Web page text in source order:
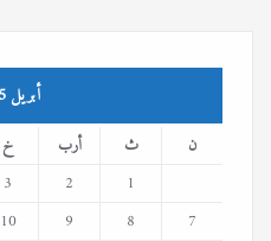
أبريل 2025
ن ث أرب خ
1
2
3
7
8
9
10